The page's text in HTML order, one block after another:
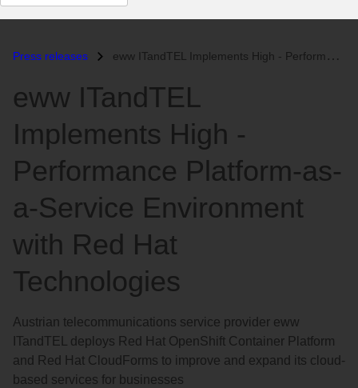
idioma
Press releases eww ITandTEL Implements High - Performance Platform-as-a-Service Envir...
eww ITandTEL
Implements High -
Performance Platform-as-
a-Service Environment
with Red Hat
Technologies
Austrian telecommunications service provider eww
ITandTEL deploys Red Hat OpenShift Container Platform
and Red Hat CloudForms to improve and expand its cloud-
based services for businesses